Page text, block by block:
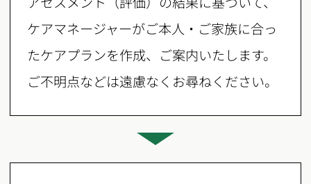
ケアマネージャーがご本人・ご家族に合っ
たケアプランを作成、ご案内いたします。
ご不明点などは遠慮なくお尋ねください。